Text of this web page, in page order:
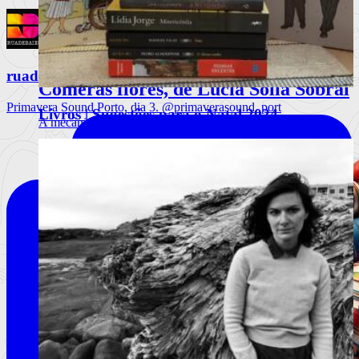
Livros | Sugestões para o Natal 2024
Comerás flores, de Lucía Solla Sobral
A mecânica da manipulação
ruadebaixo
Primavera Sound Porto, dia 3. @primaverasound_port